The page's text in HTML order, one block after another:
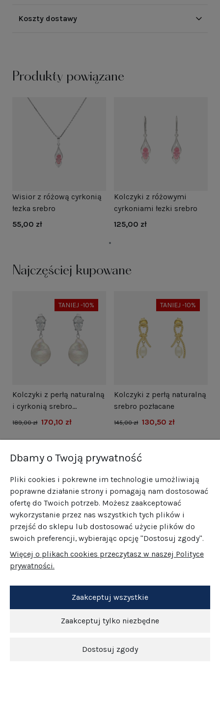
Koszty dostawy
Produkty powiązane
Wisior z różową cyrkonią
łezka srebro
55,00 zł
Kolczyki z różowymi
cyrkoniami łezki srebro
125,00 zł
Najczęściej kupowane
TANIEJ -10%
Kolczyki z perłą naturalną
i cyrkonią srebro
rodowane
189,00 zł 170,10 zł
TANIEJ -10%
Kolczyki z perłą naturalną
srebro pozłacane
145,00 zł 130,50 zł
Dbamy o Twoją prywatność
Pliki cookies i pokrewne im technologie umożliwiają
poprawne działanie strony i pomagają nam dostosować
ofertę do Twoich potrzeb. Możesz zaakceptować
wykorzystanie przez nas wszystkich tych plików i
przejść do sklepu lub dostosować użycie plików do
swoich preferencji, wybierając opcję "Dostosuj zgody".
Więcej o plikach cookies przeczytasz w naszej Polityce
prywatności.
Zaakceptuj tylko niezbędne
Dostosuj zgody
Zaakceptuj wszystkie